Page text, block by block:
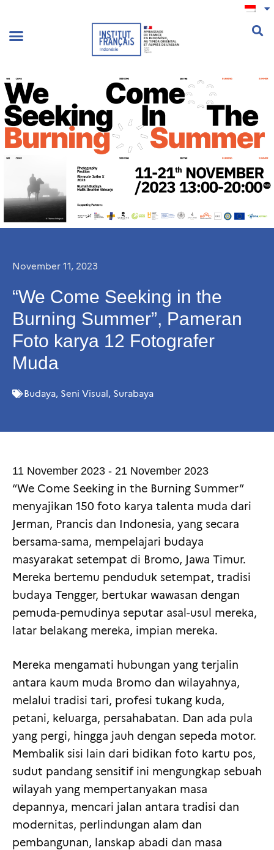
November 11, 2023
“We Come Seeking in the
Burning Summer”, Pameran
Foto karya 12 Fotografer
Muda
Budaya, Seni Visual, Surabaya
11 November 2023 - 21 November 2023
“We Come Seeking in the Burning Summer”
menyajikan 150 foto karya talenta muda dari
Jerman, Prancis dan Indonesia, yang secara
bersama-sama, mempelajari budaya
masyarakat setempat di Bromo, Jawa Timur.
Mereka bertemu penduduk setempat, tradisi
budaya Tengger, bertukar wawasan dengan
pemuda-pemudinya seputar asal-usul mereka,
latar belakang mereka, impian mereka.
Mereka mengamati hubungan yang terjalin
antara kaum muda Bromo dan wilayahnya,
melalui tradisi tari, profesi tukang kuda,
petani, keluarga, persahabatan. Dan ada pula
yang pergi, hingga jauh dengan sepeda motor.
Membalik sisi lain dari bidikan foto kartu pos,
sudut pandang sensitif ini mengungkap sebuah
wilayah yang mempertanyakan masa
depannya, mencari jalan antara tradisi dan
modernitas, perlindungan alam dan
pembangunan, lanskap abadi dan masa